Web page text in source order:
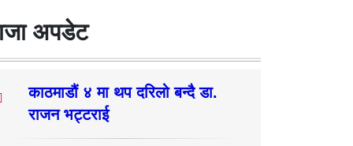
अपडेट
काठमाडौं ४ मा थप दरिलो बन्दै डा.
राजन भट्टराई